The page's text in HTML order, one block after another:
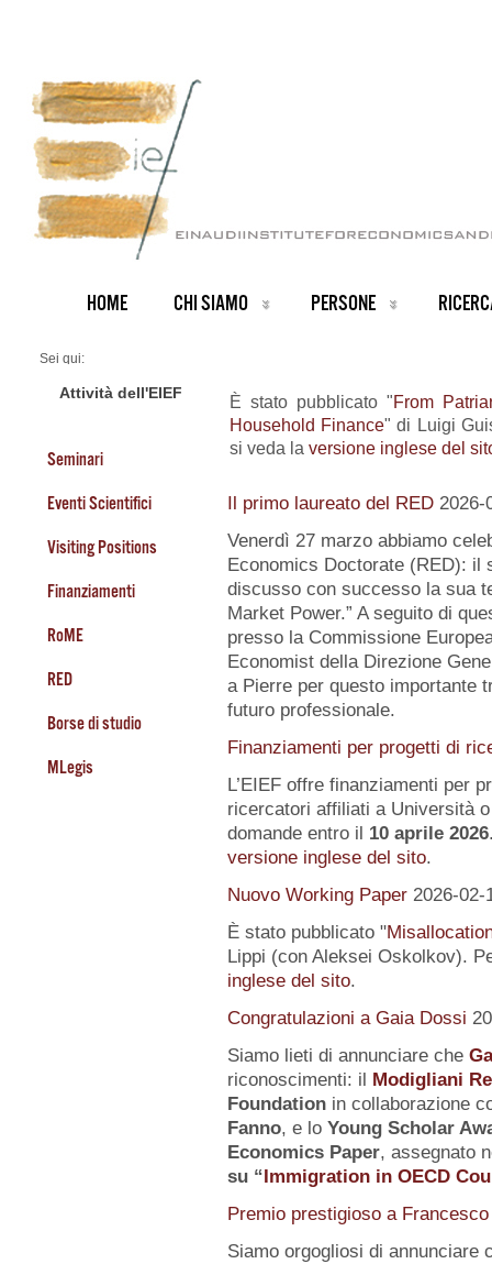
HOME CHI SIAMO PERSONE
Sei qui:
ARCHIVIO NOTIZIE
Attività dell'EIEF
Seminari
Eventi Scientifici
Visiting Positions
Finanziamenti
RoME
RED
Borse di studio
MLegis
È stato pubblicato "From
Household Finance" di Luigi
si veda la versione inglese del
Il primo laureato del RED 2026-
Venerdì 27 marzo abbiamo
Economics Doctorate (RED): il
discusso con successo la sua
Market Power.” A seguito di
presso la Commissione
Economist della Direzione
a Pierre per questo importante
futuro professionale.
Finanziamenti per progetti di
L’EIEF offre finanziamenti per
ricercatori affiliati a Università
domande entro il 10 aprile 2026
versione inglese del sito.
Nuovo Working Paper 2026-02-
È stato pubblicato "
Lippi (con Aleksei Oskolkov).
inglese del sito.
Congratulazioni a Gaia Dossi
Siamo lieti di annunciare che
riconoscimenti: il Modigliani
Foundationin collaborazione
Fanno, e lo Young Scholar
Economics Paper, assegnato
su“Immigration in OECD
Premio prestigioso a
Siamo orgogliosi di annunciare